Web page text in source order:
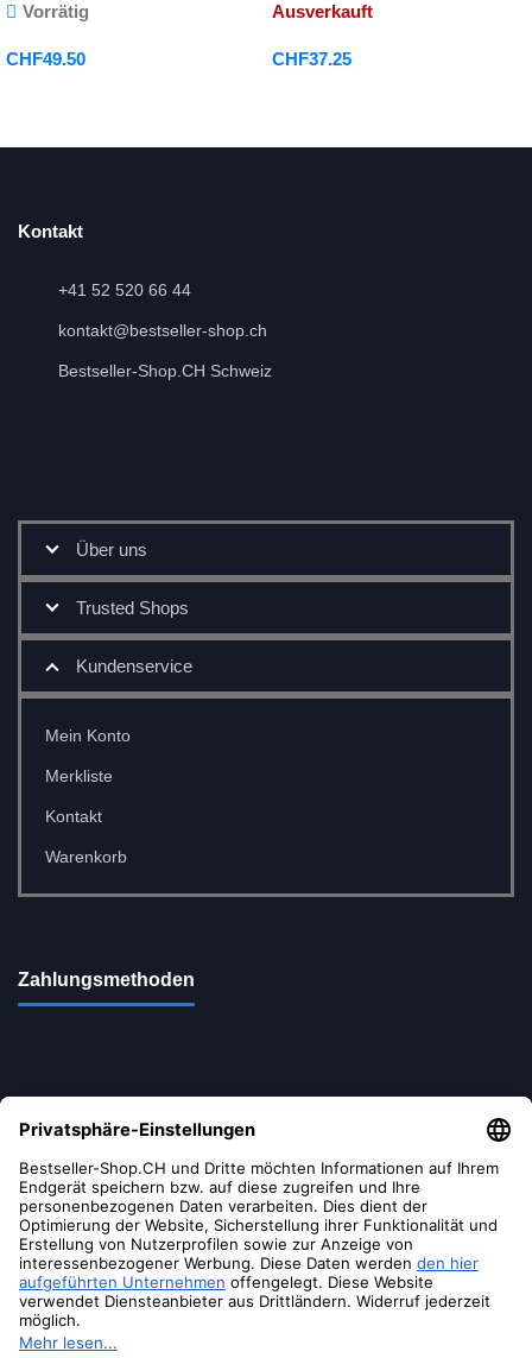
Vorrätig
CHF49.50
Ausverkauft
CHF37.25
Kontakt
+41 52 520 66 44
kontakt@bestseller-shop.ch
Bestseller-Shop.CH Schweiz
Über uns
Trusted Shops
Kundenservice
Mein Konto
Merkliste
Kontakt
Warenkorb
Zahlungsmethoden
Soziale Medien